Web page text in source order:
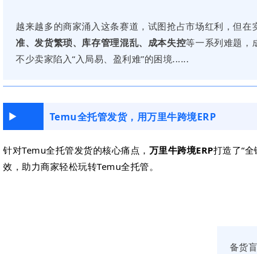
越来越多的商家涌入这条赛道，试图抢占市场红利，但在
准、发货繁琐、库存管理混乱、成本失控等一系列难题，
不少卖家陷入“入局易、盈利难”的困境......
► Temu全托管发货，用万里牛跨境ERP
针对Temu全托管发货的核心痛点， 万里牛跨境ERP打造了“全
效，助力商家轻松玩转Temu全托管。
备货